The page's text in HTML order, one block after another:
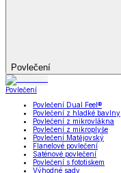
Povlečení
Povlečení
Povlečení Dual Feel®
Povlečení z hladké bavlny
Povlečení z mikrovlákna
Povlečení z mikroplyše
Povlečení Matějovský
Flanelové povlečení
Saténové povlečení
Povlečení s fototiskem
Výhodné sady